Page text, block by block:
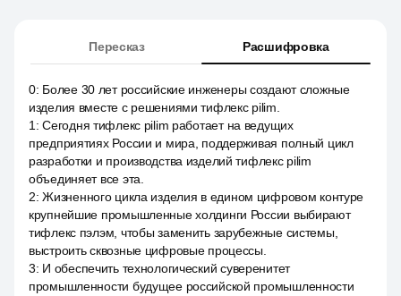
Пересказ Расшифровка
0: Более 30 лет российские инженеры создают сложные
изделия вместе с решениями тифлекс pilim.
1 :Сегодня тифлекс pilim работает на ведущих
предприятиях России и мира, поддерживая полный цикл
разработки и производства изделий тифлекс pilim
объединяет все эта.
2:Жизненного цикла изделия в едином цифровом контуре
крупнейшие промышленные холдинги России выбирают
тифлекс пэлэм, чтобы заменить зарубежные системы,
выстроить сквозные цифровые процессы.
3: И обеспечить технологический суверенитет
промышленности будущее российской промышленности